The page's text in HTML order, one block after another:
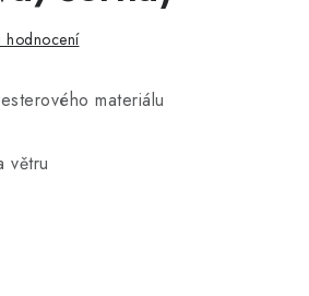
hodnocení
materiálu
větru